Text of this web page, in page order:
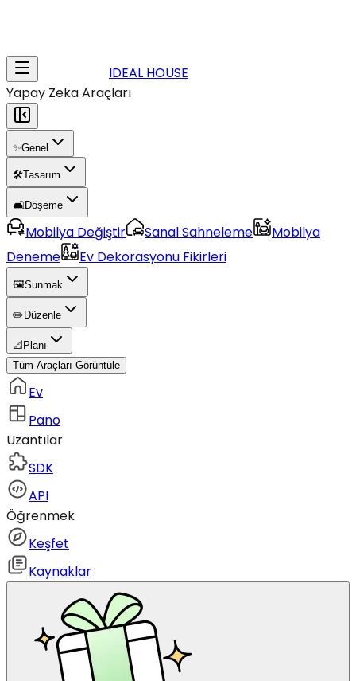
IDEAL HOUSE
Yapay Zeka Araçları
✨Genel
🛠️Tasarım
🛋️Döşeme
Mobilya Değiştir Sanal Sahneleme
Mobilya
Deneme
Ev Dekorasyonu Fikirleri
🖼️Sunmak
✏️ Düzenle
📐 Planı
Tüm Araçları Görüntüle
Ev
Pano
Uzantılar
SDK
API
Öğrenmek
Keşfet
Kaynaklar